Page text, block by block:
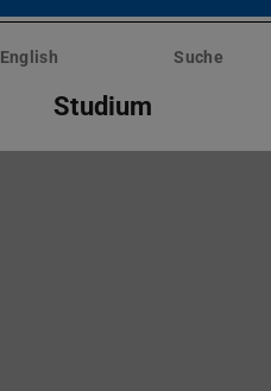
English Suche
Studium